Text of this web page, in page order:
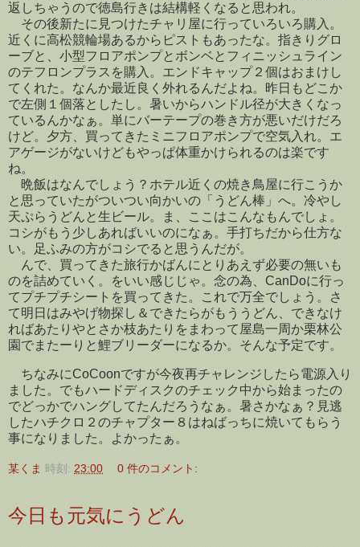
返しちゃうので徳島行きは結構軽くなると思われ。
その後新たに見つけたチャリ屋に行っていろいろ購入。
近くに高松競輪場あるからピストもあったな。指きりグロ
ーブと、小型フロアポンプとボンベとフィニッシュライン
のテフロンプラスを購入。エンドキャップ２個はおまけし
てくれた。なんか最近良く外れるんだよね。昨日もどこか
で左側１個落としたし。暑いからハンドル径が大きくなっ
ているんかなぁ。単にバーテープの巻き方が悪いだけだろ
けど。夕方、買ってきたミニフロアポンプで空気入れ。エ
アゲージがないけどもやっぱ体重かけられるのは楽です
ね。
晩飯はなんでしょう？ホテル近くの焼き鳥屋に行こうか
と思っていたがついつい向かいの「うどん棒」へ。冷やし
天ぷらうどんと生ビール。ま、ここはこんなもんでしょ。
コシがもう少しあればいいのになぁ。手打ちだから仕方な
い。足ふみの方がコシでると思うんだが。
んで、買ってきた旅行かばんにとりあえず必要の無いも
のを詰めていく。をいい感じじゃ。念の為、CanDoに行っ
てプチプチシートを買ってきた。これで万全でしょう。さ
て明日はみやげ物探し＆できたらがもううどん、できなけ
ればあたりやとさか枝あたりをまわって屋島一周か栗林公
園でまたーりと鯉ブリーダーになるか。そんな予定です。
ちなみにCoCoonですが今夜再チャレンジしたら電源入り
ました。でもハードディスクのチェック中から始まったの
でどっかでハングしてたんだろうなぁ。暑さかなぁ？見逃
したハチクロ２のチャプター８はねばっちに焼いてもらう
事になりました。よかったぁ。
某くま 時刻: 23:00 0 件のコメント:
今日も元気にうどん